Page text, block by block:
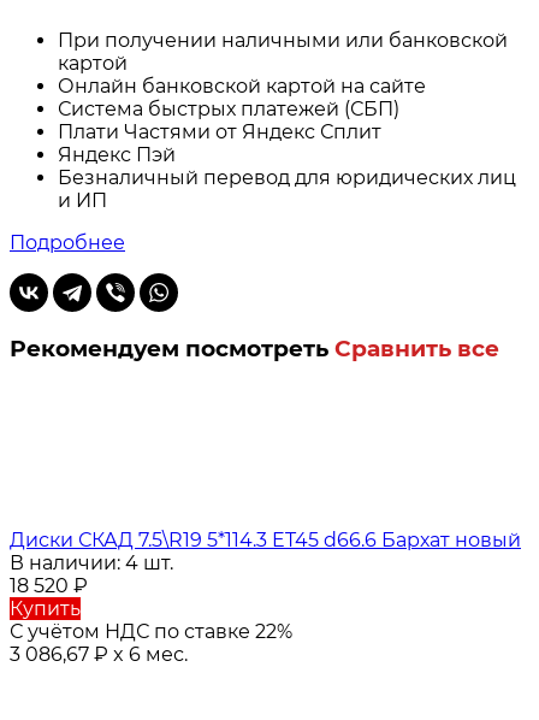
При получении наличными или банковской
картой
Онлайн банковской картой на сайте
Система быстрых платежей (СБП)
Плати Частями от Яндекс Сплит
Яндекс Пэй
Безналичный перевод для юридических лиц
и ИП
Подробнее
Рекомендуем посмотреть Сравнить все
Диски СКАД 7.5\R19 5*114.3 ET45 d66.6 Бархат новый
В наличии: 4 шт.
18 520 ₽
Купить
С учётом НДС по ставке 22%
3 086,67 ₽ x 6 мес.